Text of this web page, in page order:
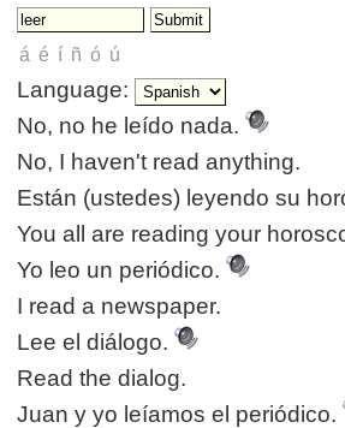
Language:
No, no he leído nada.
No, I haven't read anything.
Están (ustedes) leyendo su
You all are reading your
Yo leo un periódico.
I read a newspaper.
Lee el diálogo.
Read the dialog.
Juan y yo leíamos el periódico.